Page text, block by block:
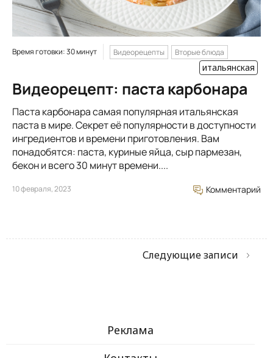
Время готовки: 30 минут Видеорецепты Вторые блюда
итальянская
Видеорецепт: паста карбонара
Паста карбонара самая популярная итальянская
паста в мире. Секрет её популярности в доступности
ингредиентов и времени приготовления. Вам
понадобятся: паста, куриные яйца, сыр пармезан,
бекон и всего 30 минут времени....
10 февраля, 2023 Комментарий
Следующие записи
Реклама